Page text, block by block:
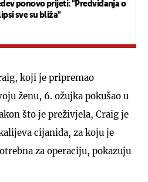
ponovo prijeti: "Predviđanja o
sve su bliža"
koji je pripremao
ženu, 6. ožujka pokušao u
što je preživjela, Craig je
cijanida, za koju je
za operaciju, pokazuju